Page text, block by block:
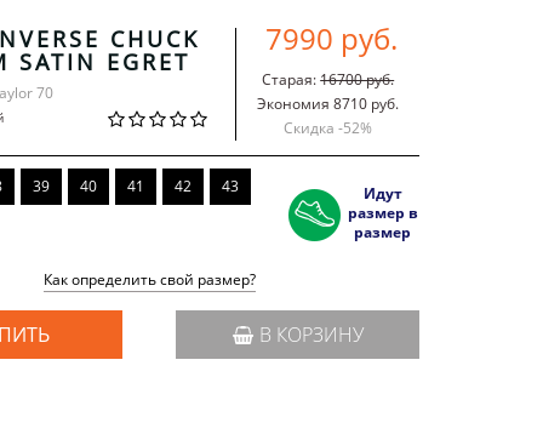
CHUCK
SATIN EGRET
70
7990 руб.
Старая:16700 руб.
Экономия 8710 руб.
Скидка -52%
39 40 41 42 43
Идут
размер в
размер
Как определить свой размер?
В КОРЗИНУ